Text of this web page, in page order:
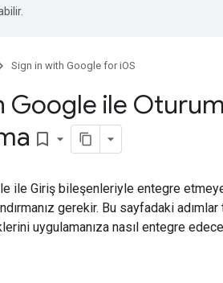
Sign in with Google for iOS
Google ile
bookmark_border
ile Giriş bileşenleriyle entegre
gerekir. Bu sayfadaki adımlar
uygulamanıza nasıl entegre